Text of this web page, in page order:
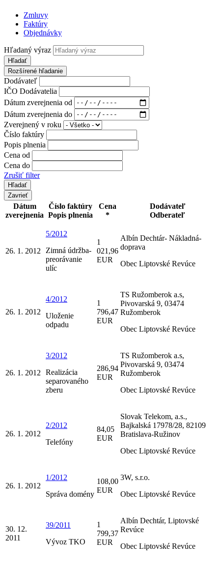
Zmluvy
Faktúry
Objednávky
Hľadaný výraz
Hľadať
Rozšírené hľadanie
Dodávateľ
IČO Dodávatelia
Dátum zverejnenia od
Dátum zverejnenia do
Zverejnený v roku
Číslo faktúry
Popis plnenia
Cena od
Cena do
Zrušiť filter
Zavrieť
Dátum
zverejnenia
Číslo faktúry
Popis plnenia
Cena
*
Dodávateľ
Odberateľ
26. 1. 2012
5/2012
Zimná údržba-
preorávanie
ulíc
1
021,96
EUR
Albín Dechtár- Nákladná-
doprava
Obec Liptovské Revúce
26. 1. 2012
4/2012
Uloženie
odpadu
1
796,47
EUR
TS Ružomberok a.s,
Pivovarská 9, 03474
Ružomberok
Obec Liptovské Revúce
26. 1. 2012
3/2012
Realizácia
separovaného
zberu
286,94
EUR
TS Ružomberok a.s,
Pivovarská 9, 03474
Ružomberok
Obec Liptovské Revúce
26. 1. 2012
2/2012
Telefóny
84,05
EUR
Slovak Telekom, a.s.,
Bajkalská 17978/28, 82109
Bratislava-Ružinov
Obec Liptovské Revúce
26. 1. 2012
1/2012
Správa domény
108,00
EUR
3W, s.r.o.
Obec Liptovské Revúce
30. 12.
2011
39/2011
Vývoz TKO
1
799,37
EUR
Albín Dechtár, Liptovské
Revúce
Obec Liptovské Revúce